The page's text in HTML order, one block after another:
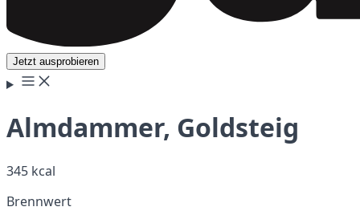
Jetzt ausprobieren
Almdammer, Goldsteig
345 kcal
Brennwert